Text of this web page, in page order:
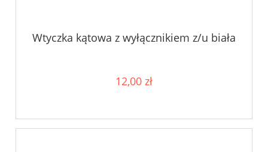
Wtyczka kątowa z wyłącznikiem z/u biała
12,00 zł